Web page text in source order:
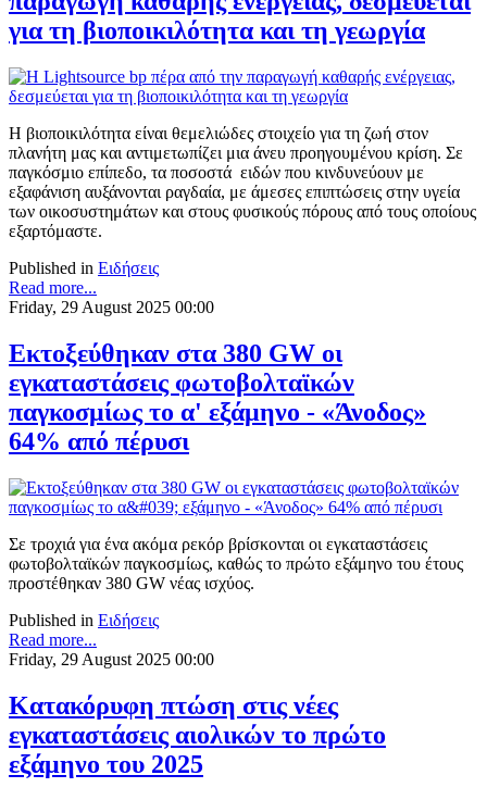
για τη βιοποικιλότητα και τη γεωργία
Η βιοποικιλότητα είναι θεμελιώδες στοιχείο για τη ζωή στον
πλανήτη μας και αντιμετωπίζει μια άνευ προηγουμένου κρίση. Σε
παγκόσμιο επίπεδο, τα ποσοστά ειδών που κινδυνεύουν με
εξαφάνιση αυξάνονται ραγδαία, με άμεσες επιπτώσεις στην υγεία
των οικοσυστημάτων και στους φυσικούς πόρους από τους οποίους
εξαρτόμαστε.
Published in Ειδήσεις
Read more...
Friday, 29 August 2025 00:00
Εκτοξεύθηκαν στα 380 GW οι
εγκαταστάσεις φωτοβολταϊκών
παγκοσμίως το α' εξάμηνο - «Άνοδος»
64% από πέρυσι
Σε τροχιά για ένα ακόμα ρεκόρ βρίσκονται οι εγκαταστάσεις
φωτοβολταϊκών παγκοσμίως, καθώς το πρώτο εξάμηνο του έτους
προστέθηκαν 380 GW νέας ισχύος.
Published in Ειδήσεις
Read more...
Friday, 29 August 2025 00:00
Κατακόρυφη πτώση στις νέες
εγκαταστάσεις αιολικών το πρώτο
εξάμηνο του 2025